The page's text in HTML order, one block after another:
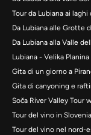
Tour da Lubiana ai
Da Lubiana alle Grotte
Da Lubiana alla Valle
Lubiana - Velika
Gita di un giorno a
Gita di canyoning e
Soča River Valley Tour
Tour del vino in Slovenia
Tour del vino nel nord-